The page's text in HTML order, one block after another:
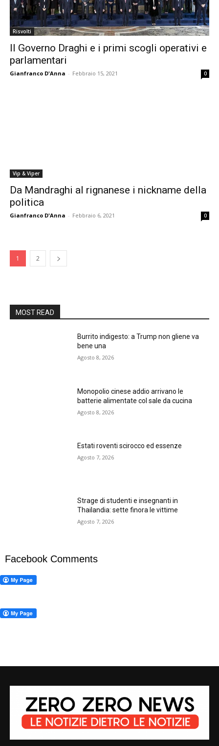
Risvolti
Il Governo Draghi e i primi scogli operativi e
parlamentari
Gianfranco D'Anna - Febbraio 15, 2021 0
Vip & Viper
Da Mandraghi al rignanese i nickname della
politica
Gianfranco D'Anna - Febbraio 6, 2021 0
1 2
MOST READ
Burrito indigesto: a Trump non gliene va
bene una
Agosto 8, 2026
Monopolio cinese addio arrivano le
batterie alimentate col sale da cucina
Agosto 8, 2026
Estati roventi scirocco ed essenze
Agosto 7, 2026
Strage di studenti e insegnanti in
Thailandia: sette finora le vittime
Agosto 7, 2026
Facebook Comments